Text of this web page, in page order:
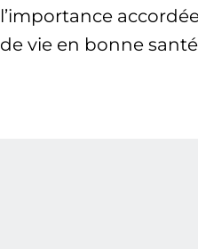
l’importance
de vie en bonne